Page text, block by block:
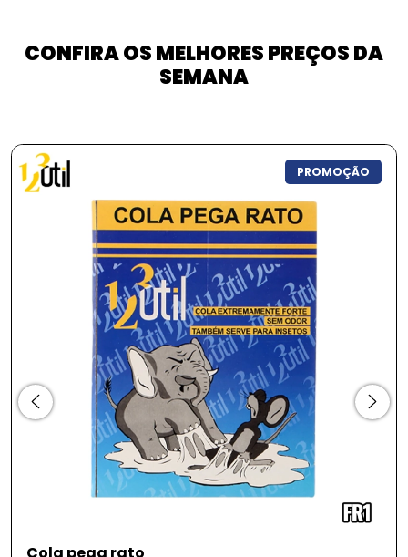
CONFIRA OS MELHORES PREÇOS DA
SEMANA
Brinquedos de plastico de medico - kit